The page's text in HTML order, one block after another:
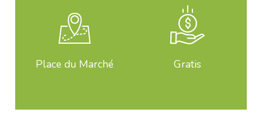
Place du Marché Gratis